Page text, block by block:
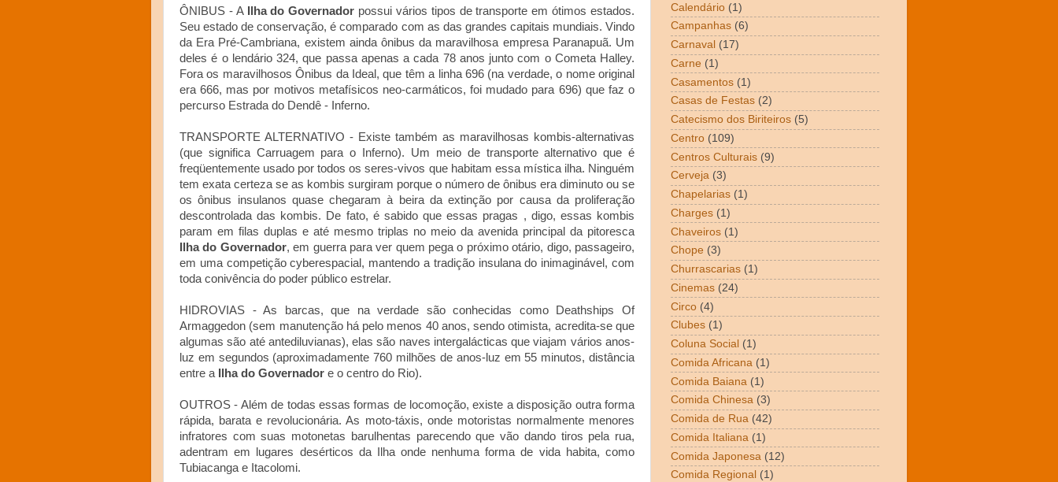
ÔNIBUS - A Ilha do Governador possui vários tipos de transporte em ótimos estados.
Seu estado de conservação, é comparado com as das grandes capitais mundiais. Vindo
da Era Pré-Cambriana, existem ainda ônibus da maravilhosa empresa Paranapuã. Um
deles é o lendário 324, que passa apenas a cada 78 anos junto com o Cometa Halley.
Fora os maravilhosos Ônibus da Ideal, que têm a linha 696 (na verdade, o nome original
era 666, mas por motivos metafísicos neo-carmáticos, foi mudado para 696) que faz o
percurso Estrada do Dendê - Inferno.
TRANSPORTE ALTERNATIVO - Existe também as maravilhosas kombis-alternativas
(que significa Carruagem para o Inferno). Um meio de transporte alternativo que é
freqüentemente usado por todos os seres-vivos que habitam essa mística ilha. Ninguém
tem exata certeza se as kombis surgiram porque o número de ônibus era diminuto ou se
os ônibus insulanos quase chegaram à beira da extinção por causa da proliferação
descontrolada das kombis. De fato, é sabido que essas pragas , digo, essas kombis
param em filas duplas e até mesmo triplas no meio da avenida principal da pitoresca
Ilha do Governador, em guerra para ver quem pega o próximo otário, digo, passageiro,
em uma competição cyberespacial, mantendo a tradição insulana do inimaginável, com
toda conivência do poder público estrelar.
HIDROVIAS - As barcas, que na verdade são conhecidas como Deathships Of
Armaggedon (sem manutenção há pelo menos 40 anos, sendo otimista, acredita-se que
algumas são até antediluvianas), elas são naves intergalácticas que viajam vários anos-
luz em segundos (aproximadamente 760 milhões de anos-luz em 55 minutos, distância
entre a
Ilha do Governador e o centro do Rio).
OUTROS - Além de todas essas formas de locomoção, existe a disposição outra forma
rápida, barata e revolucionária. As moto-táxis, onde motoristas normalmente menores
infratores com suas motonetas barulhentas parecendo que vão dando tiros pela rua,
adentram em lugares desérticos da Ilha onde nenhuma forma de vida habita, como
Tubiacanga e Itacolomi.
Calendário (1)
Campanhas (6)
Carnaval (17)
Carne (1)
Casamentos (1)
Casas de Festas (2)
Catecismo dos Biriteiros (5)
Centro (109)
Centros Culturais (9)
Cerveja (3)
Chapelarias (1)
Charges (1)
Chaveiros (1)
Chope (3)
Churrascarias (1)
Cinemas (24)
Circo (4)
Clubes (1)
Coluna Social (1)
Comida Africana (1)
Comida Baiana (1)
Comida Chinesa (3)
Comida de Rua (42)
Comida Italiana (1)
Comida Japonesa (12)
Comida Regional (1)